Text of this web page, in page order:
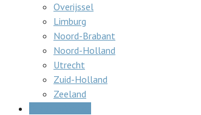
Overijssel
Limburg
Noord-Brabant
Noord-Holland
Utrecht
Zuid-Holland
Zeeland